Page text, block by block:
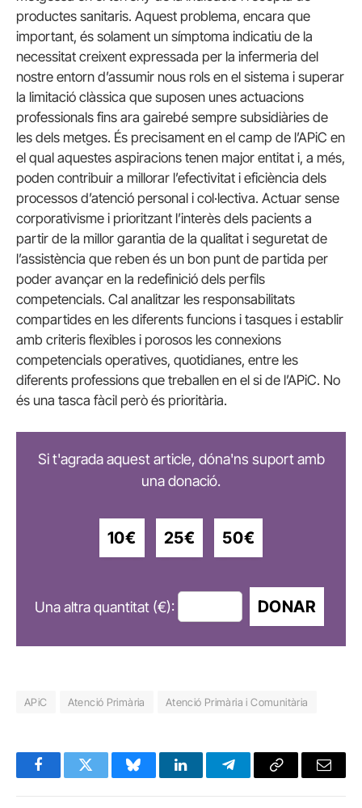
productes sanitaris. Aquest problema, encara que
important, és solament un símptoma indicatiu de la
necessitat creixent expressada per la infermeria del
nostre entorn d’assumir nous rols en el sistema i superar
la limitació clàssica que suposen unes actuacions
professionals fins ara gairebé sempre subsidiàries de
les dels metges. És precisament en el camp de l’APiC en
el qual aquestes aspiracions tenen major entitat i, a més,
poden contribuir a millorar l’efectivitat i eficiència dels
processos d’atenció personal i col·lectiva. Actuar sense
corporativisme i prioritzant l’interès dels pacients a
partir de la millor garantia de la qualitat i seguretat de
l’assistència que reben és un bon punt de partida per
poder avançar en la redefinició dels perfils
competencials. Cal analitzar les responsabilitats
compartides en les diferents funcions i tasques i establir
amb criteris flexibles i porosos les connexions
competencials operatives, quotidianes, entre les
diferents professions que treballen en el si de l’APiC. No
és una tasca fàcil però és prioritària.
Si t'agrada aquest article, dóna'ns suport amb
una donació.
10€ 25€ 50€
Una altra quantitat (€): DONAR
APiC Atenció Primària Atenció Primària i Comunitària
FacebookTwitter BlueskyLinkedInTelegramCopy
Email